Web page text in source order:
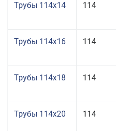
Трубы 114x14 114
Трубы 114x16 114
Трубы 114x18 114
Трубы 114x20 114